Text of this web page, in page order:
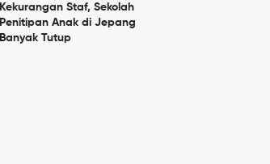
Kekurangan Staf, Sekolah
Penitipan Anak di Jepang
Banyak Tutup